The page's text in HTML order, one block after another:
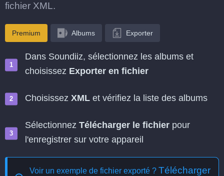
fichier XML.
Premium Albums Exporter
Dans Soundiiz, sélectionnez les albums et
choisissez Exporter en fichier
Choisissez XML et vérifiez la liste des albums
Sélectionnez Télécharger le fichier pour
l'enregistrer sur votre appareil
Voir un exemple de fichier exporté ? Télécharger